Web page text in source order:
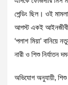
পেন্ডিং ছিল। ওই
আগস্ট একই আইনজীবী
‘পলাশ মিয়া’ বানিয়ে
নারী ও শিশু নির্যাতন
অভিযোগ অনুযায়ী,